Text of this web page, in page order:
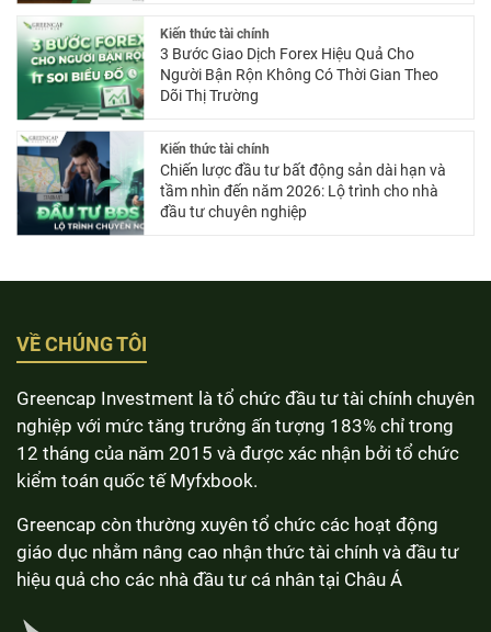
Kiến thức tài chính
3 Bước Giao Dịch Forex Hiệu Quả Cho
Người Bận Rộn Không Có Thời Gian Theo
Dõi Thị Trường
Kiến thức tài chính
Chiến lược đầu tư bất động sản dài hạn và
tầm nhìn đến năm 2026: Lộ trình cho nhà
đầu tư chuyên nghiệp
VỀ CHÚNG TÔI
Greencap Investment là tổ chức đầu tư tài chính chuyên
nghiệp với mức tăng trưởng ấn tượng 183% chỉ trong
12 tháng của năm 2015 và được xác nhận bởi tổ chức
kiểm toán quốc tế Myfxbook.
Greencap còn thường xuyên tổ chức các hoạt động
giáo dục nhằm nâng cao nhận thức tài chính và đầu tư
hiệu quả cho các nhà đầu tư cá nhân tại Châu Á